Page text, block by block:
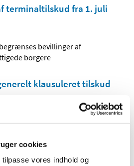
cookies
vores indhold og
terminaltilskud fra 1. juli
bevillinger af
borgere
klausuleret tilskud
besluttet, at Entresto ikke skal
tilskud. Entresto indeholder…
og oral opløsning i
får generelt klausuleret